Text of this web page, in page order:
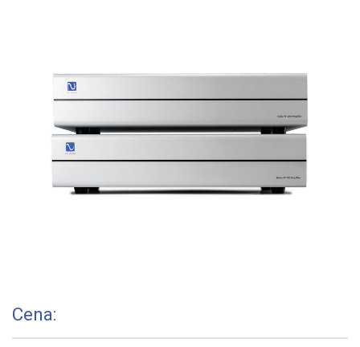
Cena: